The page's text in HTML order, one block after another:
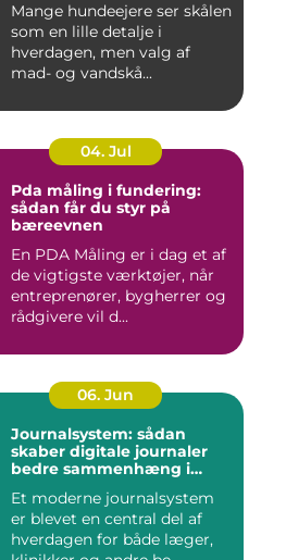
Mange hundeejere ser skålen
som en lille detalje i
hverdagen, men valg af
mad- og vandskå...
04. Jul
Pda måling i fundering:
sådan får du styr på
bæreevnen
En PDA Måling er i dag et af
de vigtigste værktøjer, når
entreprenører, bygherrer og
rådgivere vil d...
06. Jun
Journalsystem: sådan
skaber digitale journaler
bedre sammenhæng i
Et moderne journalsystem
er blevet en central del af
hverdagen for både læger,